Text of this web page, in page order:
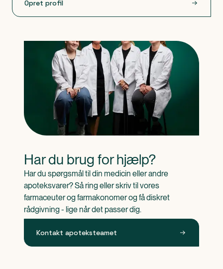
Opret profil
Har du brug for hjælp?
Har du spørgsmål til din medicin eller andre
apoteksvarer? Så ring eller skriv til vores
farmaceuter og farmakonomer og få diskret
rådgivning - lige når det passer dig.
Kontakt apoteksteamet